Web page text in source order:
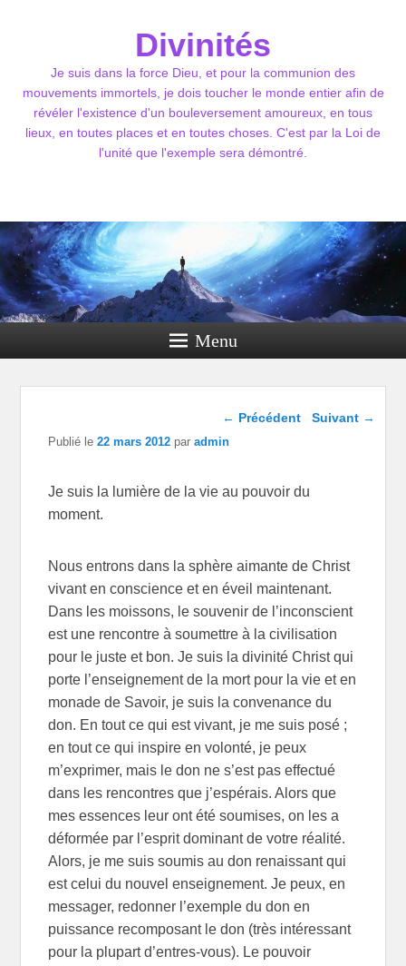
Divinités
Je suis dans la force Dieu, et pour la communion des
mouvements immortels, je dois toucher le monde entier afin de
révéler l'existence d'un bouleversement amoureux, en tous
lieux, en toutes places et en toutes choses. C'est par la Loi de
l'unité que l'exemple sera démontré.
Menu
Navigation dans les
← Précédent Suivant →
Publié le22 mars 2012 paradmin
Je suis la lumière de la vie au pouvoir du
moment.
Nous entrons dans la sphère aimante de Christ
vivant en conscience et en éveil maintenant.
Dans les moissons, le souvenir de l’inconscient
est une rencontre à soumettre à la civilisation
pour le juste et bon. Je suis la divinité Christ qui
porte l’enseignement de la mort pour la vie et en
monade de Savoir, je suis la convenance du
don. En tout ce qui est vivant, je me suis posé ;
en tout ce qui inspire en volonté, je peux
m’exprimer, mais le don ne s’est pas effectué
dans les rencontres que j’espérais. Alors que
mes essences leur ont été soumises, on les a
déformée par l’esprit dominant de votre réalité.
Alors, je me suis soumis au don renaissant qui
est celui du nouvel enseignement. Je peux, en
messager, redonner l’exemple du don en
puissance recomposant le don (très intéressant
pour la plupart d’entres-vous). Le pouvoir